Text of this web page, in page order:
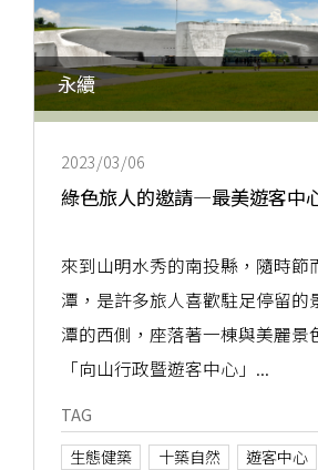
永續
2023/03/06
綠色旅人的邀請—最美遊客中
來到山明水秀的南投縣，隨時節
潭，是許多旅人喜歡駐足停留的
潭的西側，座落著一棟與美麗景
「向山行政暨遊客中心」...
TAG
生態健築
十築自然 遊客中心